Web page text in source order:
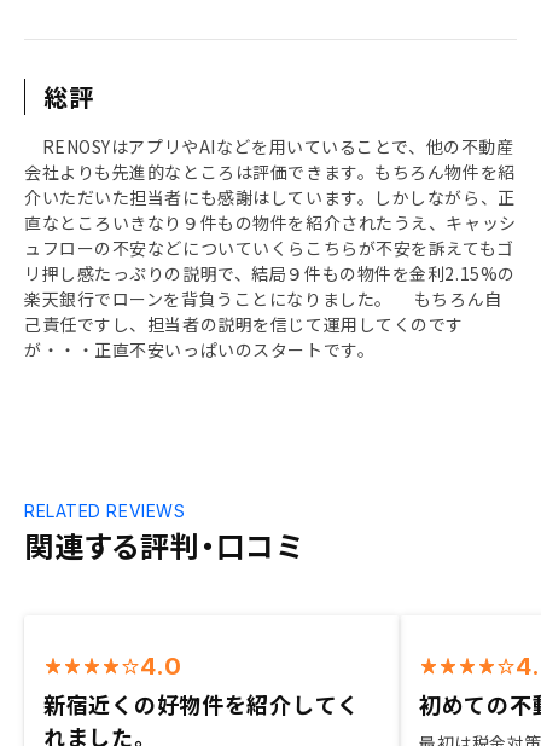
総評
RENOSYはアプリやAIなどを用いていることで、他の不動産
会社よりも先進的なところは評価できます。もちろん物件を紹
介いただいた担当者にも感謝はしています。しかしながら、正
直なところいきなり９件もの物件を紹介されたうえ、キャッシ
ュフローの不安などについていくらこちらが不安を訴えてもゴ
リ押し感たっぷりの説明で、結局９件もの物件を金利2.15%の
楽天銀行でローンを背負うことになりました。 もちろん自
己責任ですし、担当者の説明を信じて運用してくのです
が・・・正直不安いっぱいのスタートです。
関連する評判・口コミ
RELATED REVIEWS
4.0
新宿近くの好物件を紹介してく
れました。
初めての不